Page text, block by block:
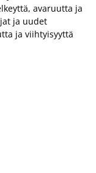
avaruutta ja
ja uudet
ja viihtyisyyttä